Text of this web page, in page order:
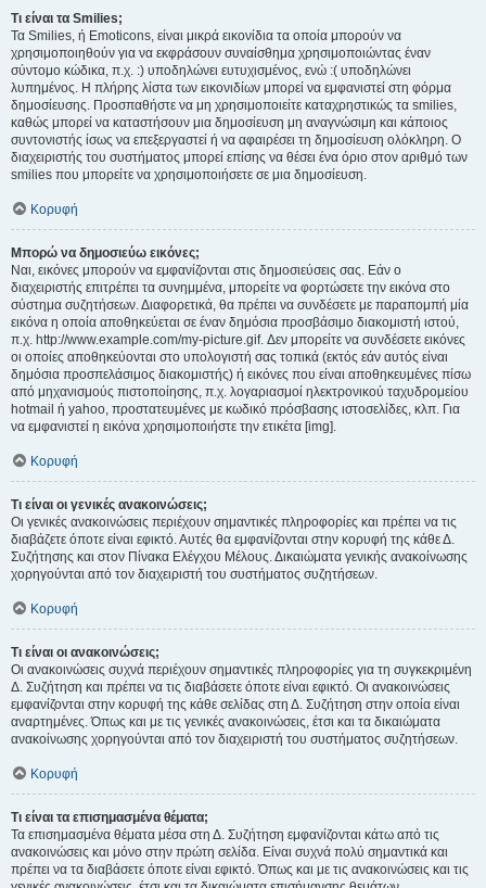
Τι είναι τα Smilies;
Τα Smilies, ή Emoticons, είναι μικρά εικονίδια τα οποία μπορούν να
χρησιμοποιηθούν για να εκφράσουν συναίσθημα χρησιμοποιώντας έναν
σύντομο κώδικα, π.χ. :) υποδηλώνει ευτυχισμένος, ενώ :( υποδηλώνει
λυπημένος. Η πλήρης λίστα των εικονιδίων μπορεί να εμφανιστεί στη φόρμα
δημοσίευσης. Προσπαθήστε να μη χρησιμοποιείτε καταχρηστικώς τα smilies,
καθώς μπορεί να καταστήσουν μια δημοσίευση μη αναγνώσιμη και κάποιος
συντονιστής ίσως να επεξεργαστεί ή να αφαιρέσει τη δημοσίευση ολόκληρη. Ο
διαχειριστής του συστήματος μπορεί επίσης να θέσει ένα όριο στον αριθμό των
smilies που μπορείτε να χρησιμοποιήσετε σε μια δημοσίευση.
Κορυφή
Μπορώ να δημοσιεύω εικόνες;
Ναι, εικόνες μπορούν να εμφανίζονται στις δημοσιεύσεις σας. Εάν ο
διαχειριστής επιτρέπει τα συνημμένα, μπορείτε να φορτώσετε την εικόνα στο
σύστημα συζητήσεων. Διαφορετικά, θα πρέπει να συνδέσετε με παραπομπή μία
εικόνα η οποία αποθηκεύεται σε έναν δημόσια προσβάσιμο διακομιστή ιστού,
π.χ. http://www.example.com/my-picture.gif. Δεν μπορείτε να συνδέσετε εικόνες
οι οποίες αποθηκεύονται στο υπολογιστή σας τοπικά (εκτός εάν αυτός είναι
δημόσια προσπελάσιμος διακομιστής) ή εικόνες που είναι αποθηκευμένες πίσω
από μηχανισμούς πιστοποίησης, π.χ. λογαριασμοί ηλεκτρονικού ταχυδρομείου
hotmail ή yahoo, προστατευμένες με κωδικό πρόσβασης ιστοσελίδες, κλπ. Για
να εμφανιστεί η εικόνα χρησιμοποιήστε την ετικέτα [img].
Κορυφή
Τι είναι οι γενικές ανακοινώσεις;
Οι γενικές ανακοινώσεις περιέχουν σημαντικές πληροφορίες και πρέπει να τις
διαβάζετε όποτε είναι εφικτό. Αυτές θα εμφανίζονται στην κορυφή της κάθε Δ.
Συζήτησης και στον Πίνακα Ελέγχου Μέλους. Δικαιώματα γενικής ανακοίνωσης
χορηγούνται από τον διαχειριστή του συστήματος συζητήσεων.
Κορυφή
Τι είναι οι ανακοινώσεις;
Οι ανακοινώσεις συχνά περιέχουν σημαντικές πληροφορίες για τη συγκεκριμένη
Δ. Συζήτηση και πρέπει να τις διαβάσετε όποτε είναι εφικτό. Οι ανακοινώσεις
εμφανίζονται στην κορυφή της κάθε σελίδας στη Δ. Συζήτηση στην οποία είναι
αναρτημένες. Όπως και με τις γενικές ανακοινώσεις, έτσι και τα δικαιώματα
ανακοίνωσης χορηγούνται από τον διαχειριστή του συστήματος συζητήσεων.
Κορυφή
Τι είναι τα επισημασμένα θέματα;
Τα επισημασμένα θέματα μέσα στη Δ. Συζήτηση εμφανίζονται κάτω από τις
ανακοινώσεις και μόνο στην πρώτη σελίδα. Είναι συχνά πολύ σημαντικά και
πρέπει να τα διαβάσετε όποτε είναι εφικτό. Όπως και με τις ανακοινώσεις και τις